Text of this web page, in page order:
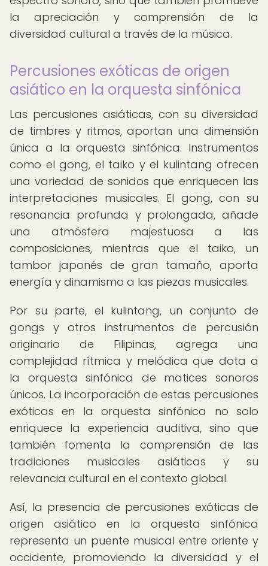
la apreciación y comprensión de la
diversidad cultural a través de la música.
Percusiones exóticas de origen
asiático en la orquesta sinfónica
Las percusiones asiáticas, con su diversidad
de timbres y ritmos, aportan una dimensión
única a la orquesta sinfónica. Instrumentos
como el gong, el taiko y el kulintang ofrecen
una variedad de sonidos que enriquecen las
interpretaciones musicales. El gong, con su
resonancia profunda y prolongada, añade
una atmósfera majestuosa a las
composiciones, mientras que el taiko, un
tambor japonés de gran tamaño, aporta
energía y dinamismo a las piezas musicales.
Por su parte, el kulintang, un conjunto de
gongs y otros instrumentos de percusión
originario de Filipinas, agrega una
complejidad rítmica y melódica que dota a
la orquesta sinfónica de matices sonoros
únicos. La incorporación de estas percusiones
exóticas en la orquesta sinfónica no solo
enriquece la experiencia auditiva, sino que
también fomenta la comprensión de las
tradiciones musicales asiáticas y su
relevancia cultural en el contexto global.
Así, la presencia de percusiones exóticas de
origen asiático en la orquesta sinfónica
representa un puente musical entre oriente y
occidente, promoviendo la diversidad y el